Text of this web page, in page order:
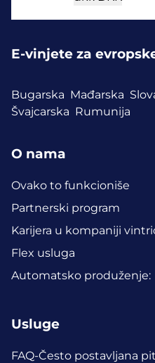
E-vinjete za
Bugarska Mađarska
Švajcarska Rumunija
O nama
Ovako to funkcioniše
Partnerski program
Karijera u kompaniji
Flex usluga
Automatsko produženje:
Usluge
FAQ-Često postavljana